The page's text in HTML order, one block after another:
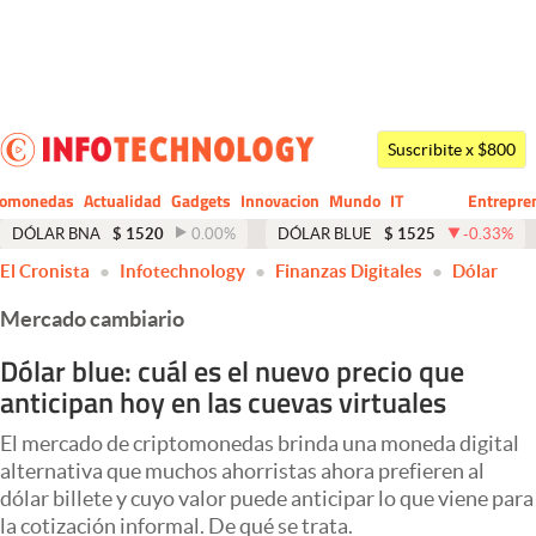
Dólar
Economía y Política
Finanzas y Mercados
Mercados Online
Negocios
Columnistas
Otras secciones
Apertura
Suscribite x $800
Actualidad Gadgets Innovacion Mundo
CIO
IT
Business
DÓLAR BNA $ 1520 0.00% DÓLAR BLUE $ 1525 -0.33%
El Cronista Infotechnology Finanzas Digitales Dólar
Mercado cambiario
Dólar blue: cuál es el nuevo precio que
anticipan hoy en las cuevas virtuales
El mercado de criptomonedas brinda una moneda digital
alternativa que muchos ahorristas ahora prefieren al
dólar billete y cuyo valor puede anticipar lo que viene para
la cotización informal. De qué se trata.